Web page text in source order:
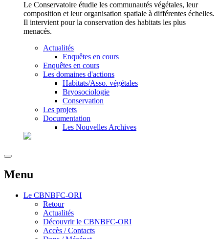
Le Conservatoire étudie les communautés végétales, leur
composition et leur organisation spatiale à différentes échelles.
Il intervient pour la conservation des habitats les plus
menacés.
Actualités
Enquêtes en cours
Enquêtes en cours
Les domaines d'actions
Habitats/Asso. végétales
Bryosociologie
Conservation
Les projets
Documentation
Les Nouvelles Archives
Menu
Le CBNBFC-ORI
Retour
Actualités
Découvrir le CBNBFC-ORI
Accès / Contacts